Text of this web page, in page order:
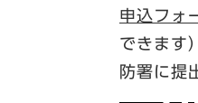
申込フォ
できます
防署に提